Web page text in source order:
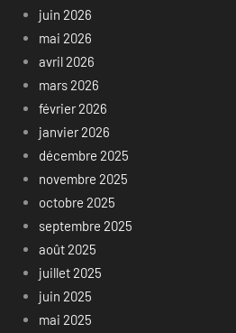
juin 2026
mai 2026
avril 2026
mars 2026
février 2026
janvier 2026
décembre 2025
novembre 2025
octobre 2025
septembre 2025
août 2025
juillet 2025
juin 2025
mai 2025